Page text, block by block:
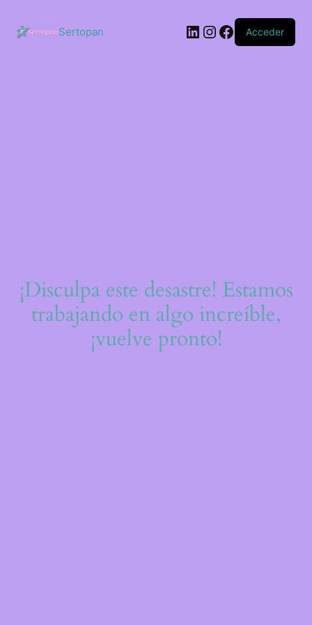
contenido
Sertopan LinkedIn
Instagram
Facebook
Acceder
¡Disculpa este desastre! Estamos
trabajando en algo increíble,
¡vuelve pronto!